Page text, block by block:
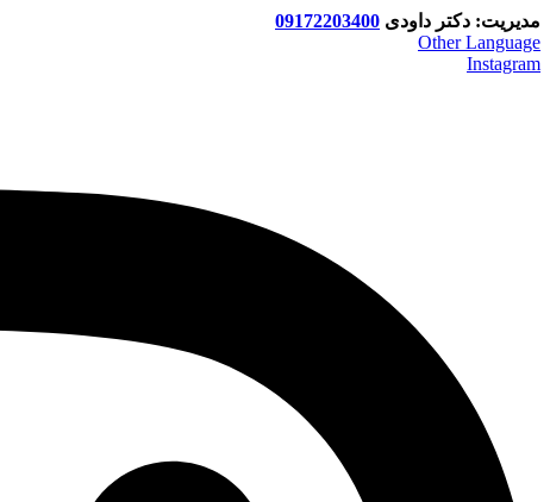
مدیریت: دکتر داودی 09172203400
Other Language
Instagram